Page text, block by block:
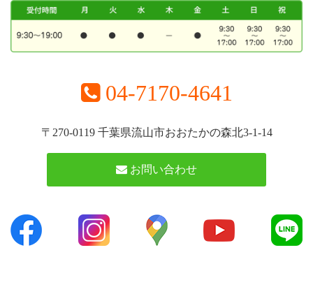
04-7170-4641
〒270-0119 千葉県流山市おおたかの森北3-1-14
お問い合わせ